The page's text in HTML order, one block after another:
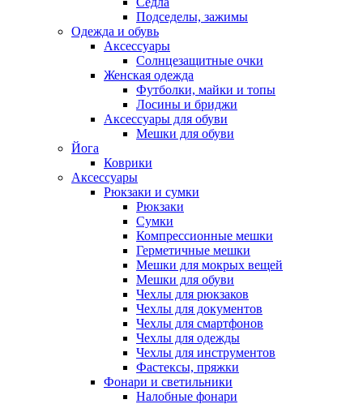
Подседелы, зажимы
Одежда и обувь
Аксессуары
Солнцезащитные очки
Женская одежда
Футболки, майки и топы
Лосины и бриджи
Аксессуары для обуви
Мешки для обуви
Йога
Коврики
Аксессуары
Рюкзаки и сумки
Рюкзаки
Сумки
Компрессионные мешки
Герметичные мешки
Мешки для мокрых вещей
Мешки для обуви
Чехлы для рюкзаков
Чехлы для документов
Чехлы для смартфонов
Чехлы для одежды
Чехлы для инструментов
Фастексы, пряжки
Фонари и светильники
Налобные фонари